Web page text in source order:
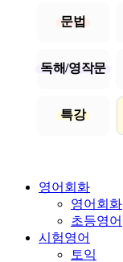
문법
독해/영작문
특강
영어회화
영어회화
초등영어
시험영어
토익